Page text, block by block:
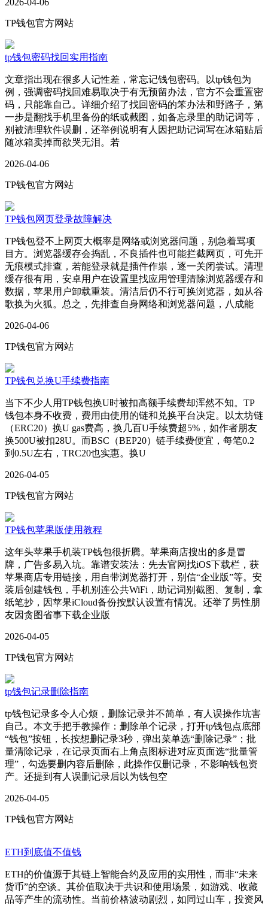
2026-04-06
TP钱包官方网站
tp钱包密码找回实用指南
文章指出现在很多人记性差，常忘记钱包密码。以tp钱包为
例，强调密码找回难易取决于有无预留办法，官方不会重置密
码，只能靠自己。详细介绍了找回密码的笨办法和野路子，第
一步是翻找手机里备份的纸或截图，如备忘录里的助记词等，
别被清理软件误删，还举例说明有人因把助记词写在冰箱贴后
随冰箱卖掉而欲哭无泪。若
2026-04-06
TP钱包官方网站
TP钱包网页登录故障解决
TP钱包登不上网页大概率是网络或浏览器问题，别急着骂项
目方。浏览器缓存会捣乱，不良插件也可能拦截网页，可先开
无痕模式排查，若能登录就是插件作祟，逐一关闭尝试。清理
缓存很有用，安卓用户在设置里找应用管理清除浏览器缓存和
数据，苹果用户卸载重装。清洁后仍不行可换浏览器，如从谷
歌换为火狐。总之，先排查自身网络和浏览器问题，八成能
2026-04-06
TP钱包官方网站
TP钱包兑换U手续费指南
当下不少人用TP钱包换U时被扣高额手续费却浑然不知。TP
钱包本身不收费，费用由使用的链和兑换平台决定。以太坊链
（ERC20）换U gas费高，换几百U手续费超5%，如作者朋友
换500U被扣28U。而BSC（BEP20）链手续费便宜，每笔0.2
到0.5U左右，TRC20也实惠。换U
2026-04-05
TP钱包官方网站
TP钱包苹果版使用教程
这年头苹果手机装TP钱包很折腾。苹果商店搜出的多是冒
牌，广告多易入坑。靠谱安装法：先去官网找iOS下载栏，获
苹果商店专用链接，用自带浏览器打开，别信“企业版”等。安
装后创建钱包，手机别连公共WiFi，助记词别截图、复制，拿
纸笔抄，因苹果iCloud备份按默认设置有情况。还举了男性朋
友因贪图省事下载企业版
2026-04-05
TP钱包官方网站
tp钱包记录删除指南
tp钱包记录多令人心烦，删除记录并不简单，有人误操作坑害
自己。本文手把手教操作：删除单个记录，打开tp钱包点底部
“钱包”按钮，长按想删记录3秒，弹出菜单选“删除记录”；批
量清除记录，在记录页面右上角点图标进对应页面选“批量管
理”，勾选要删内容后删除，此操作仅删记录，不影响钱包资
产。还提到有人误删记录后以为钱包空
2026-04-05
TP钱包官方网站
ETH到底值不值钱
ETH的价值源于其链上智能合约及应用的实用性，而非“未来
货币”的空谈。其价值取决于共识和使用场景，如游戏、收藏
品等产生的流动性。当前价格波动剧烈，如同过山车，投资风